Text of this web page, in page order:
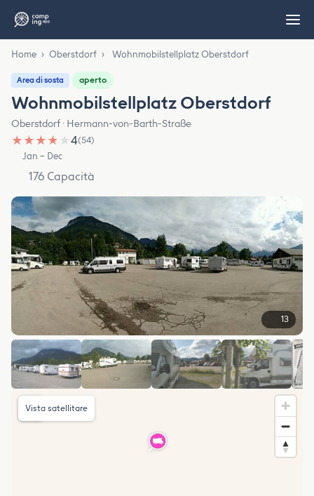
Home › Oberstdorf › Wohnmobilstellplatz Oberstdorf
Area di sosta aperto
Wohnmobilstellplatz Oberstdorf
Oberstdorf · Hermann-von-Barth-Straße
★ ★ ★ ★ ★4(54)
Jan – Dec
176 Capacità
13
Vista satellitare